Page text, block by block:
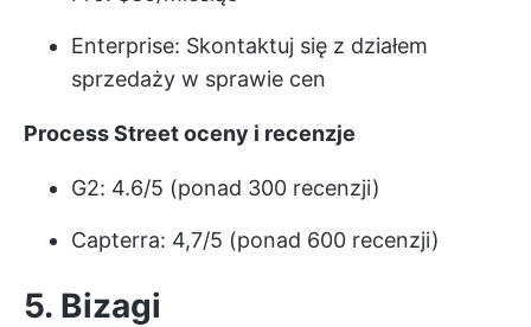
Enterprise: Skontaktuj się z działem
sprzedaży w sprawie cen
Process Street oceny i recenzje
G2: 4.6/5 (ponad 300 recenzji)
Capterra: 4,7/5 (ponad 600 recenzji)
5. Bizagi